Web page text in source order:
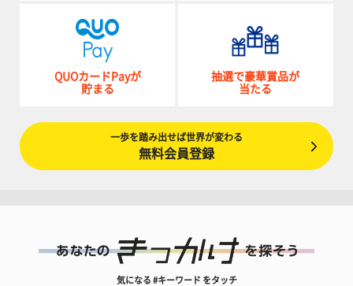
QUOカードPayが
貯まる
抽選で豪華賞品が
当たる
一歩を踏み出せば世界が変わる
無料会員登録
気になる #キーワード をタッチ